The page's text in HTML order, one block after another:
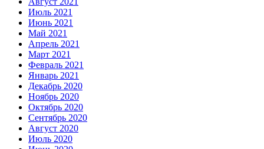
Июль 2021
Июнь 2021
Май 2021
Апрель 2021
Март 2021
Февраль 2021
Январь 2021
Декабрь 2020
Ноябрь 2020
Октябрь 2020
Сентябрь 2020
Август 2020
Июль 2020